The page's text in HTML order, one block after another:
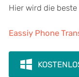
Hier wird die
Eassiy Phone